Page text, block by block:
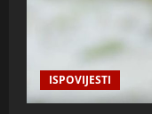
ISPOVIJESTI